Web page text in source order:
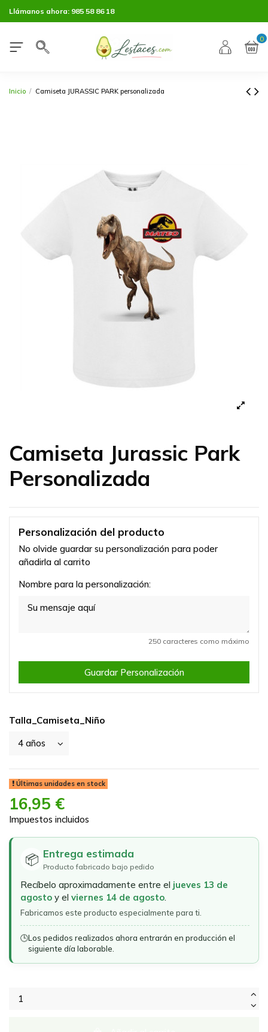
Llámanos ahora: 985 58 86 18
0
Inicio Camiseta JURASSIC PARK personalizada
Camiseta Jurassic Park
Personalizada
Personalización del producto
No olvide guardar su personalización para poder
añadirla al carrito
Nombre para la personalización:
250 caracteres como máximo
Guardar Personalización
Talla_Camiseta_Niño
Últimas unidades en stock
16,95 €
Impuestos incluidos
📦 Entrega estimada
Producto fabricado bajo pedido
Recíbelo aproximadamente entre el jueves 13 de
agosto y el viernes 14 de agosto.
Fabricamos este producto especialmente para ti.
🕒Los pedidos realizados ahora entrarán en producción el
siguiente día laborable.